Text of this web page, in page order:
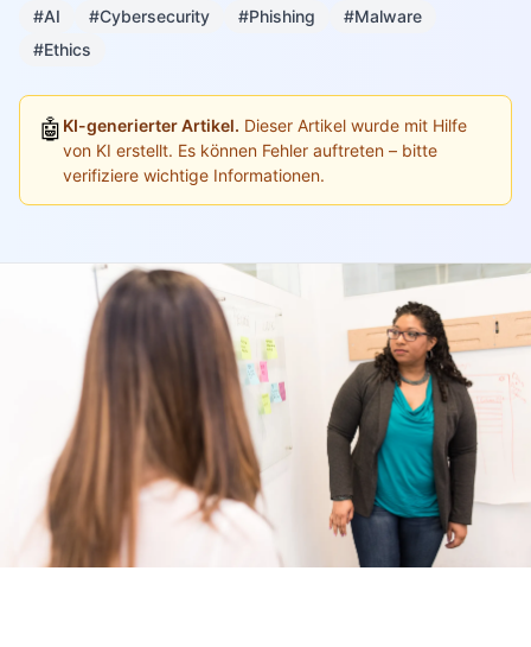
#AI #Cybersecurity #Phishing
#Malware
#Ethics
🤖 KI-generierter Artikel. Dieser Artikel wurde mit Hilfe
von KI erstellt. Es können Fehler auftreten – bitte
verifiziere wichtige Informationen.